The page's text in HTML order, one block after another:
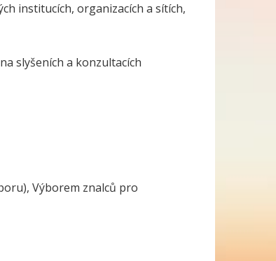
institucích, organizacích a sítích,
slyšeních a konzultacích
Výborem znalců pro